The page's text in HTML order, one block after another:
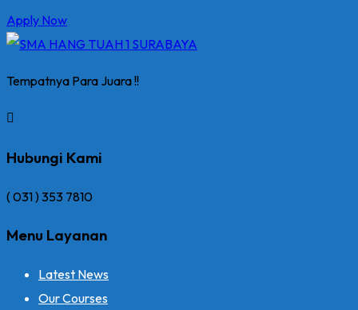
Apply Now
Tempatnya Para Juara !!
Hubungi Kami
( 031 ) 353 7810
Menu Layanan
Latest News
Our Courses